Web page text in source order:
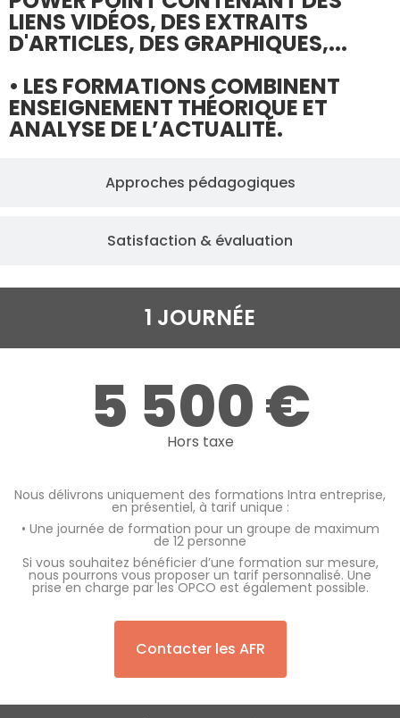
Approches pédagogiques
Satisfaction & évaluation
LIENS VIDÉOS, DES EXTRAITS
D'ARTICLES, DES GRAPHIQUES,...
• LES FORMATIONS COMBINENT
ENSEIGNEMENT THÉORIQUE ET
ANALYSE DE L’ACTUALITÉ.
1 JOURNÉE
5 500 €
Hors taxe
Nous délivrons uniquement des formations Intra entreprise,
en présentiel, à tarif unique :
• Une journée de formation pour un groupe de maximum
de 12 personne
Si vous souhaitez bénéficier d’une formation sur mesure,
nous pourrons vous proposer un tarif personnalisé. Une
prise en charge par les OPCO est également possible.
Contacter les AFR